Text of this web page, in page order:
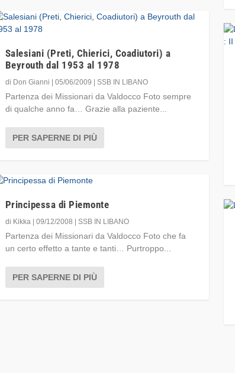
Salesiani (Preti, Chierici, Coadiutori) a
Beyrouth dal 1953 al 1978
di Don Gianni 05/06/2009 SSB IN LIBANO
Partenza dei Missionari da Valdocco Foto sempre
di qualche anno fa… Grazie alla paziente...
PER SAPERNE DI PIÙ
Principessa di Piemonte
di Kikka| 09/12/2008 SSB IN LIBANO
Partenza dei Missionari da Valdocco Foto che fa
un certo effetto a tante e tanti… Purtroppo...
PER SAPERNE DI PIÙ